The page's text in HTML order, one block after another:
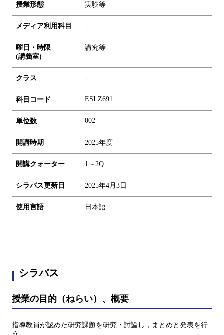
授業形態 実験等
メディア利用科目 -
曜日・時限
(講義室)
講究等
クラス -
科目コード ESI.Z691
単位数 002
開講時期 2025年度
開講クォーター 1～2Q
シラバス更新日 2025年4月3日
使用言語 日本語
シラバス
授業の目的（ねらい）、概要
指導教員が認めた研究課題を研究・討論し，まとめと発表を行